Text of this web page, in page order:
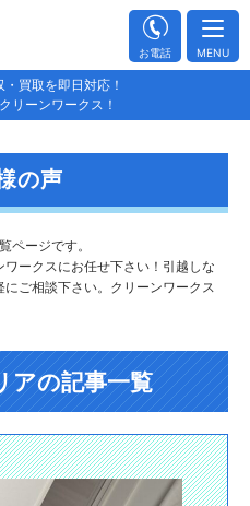
買取を即日対応！
リーンワークス！
お電話 MENU
の声
ページです。
ークスにお任せ下さい！引越しな
ご相談下さい。クリーンワークス
アの記事一覧